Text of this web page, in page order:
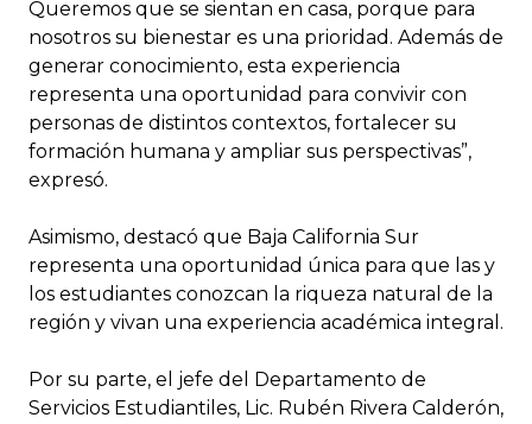
Queremos que se sientan en casa, porque para
nosotros su bienestar es una prioridad. Además de
generar conocimiento, esta experiencia
representa una oportunidad para convivir con
personas de distintos contextos, fortalecer su
formación humana y ampliar sus perspectivas”,
expresó.
Asimismo, destacó que Baja California Sur
representa una oportunidad única para que las y
los estudiantes conozcan la riqueza natural de la
región y vivan una experiencia académica integral.
Por su parte, el jefe del Departamento de
Servicios Estudiantiles, Lic. Rubén Rivera Calderón,